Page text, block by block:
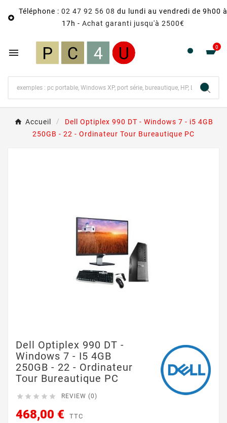

Téléphone : 02 47 92 56 08 du lundi au vendredi de 9h00 à
17h - Achat garanti jusqu'à 2500€
 0
Accueil
Dell Optiplex 990 DT - Windows 7 - i5 4GB
250GB - 22 - Ordinateur Tour Bureautique PC
Dell Optiplex 990 DT -
Windows 7 - I5 4GB
250GB - 22 - Ordinateur
Tour Bureautique PC
     REVIEW (0)
468,00 € TTC